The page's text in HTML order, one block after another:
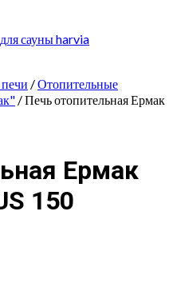
сауны harvia
/Отопительные
/ Печь отопительная Ермак
Ермак
150